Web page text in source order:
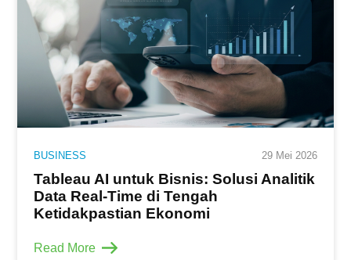
BUSINESS 29 Mei 2026
Tableau AI untuk Bisnis: Solusi Analitik
Data Real-Time di Tengah
Ketidakpastian Ekonomi
Read More